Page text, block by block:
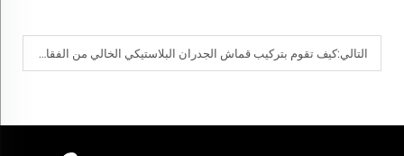
التالي:كيف تقوم بتركيب قماش الجدران البلاستيكي الخالي من الفقاعات؟